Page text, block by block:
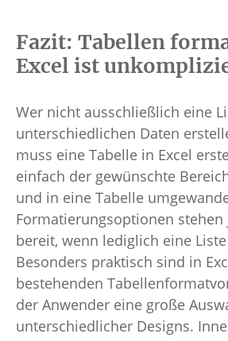
Fazit: Tabellen
Excel ist
Wer nicht ausschließlich eine
unterschiedlichen Daten
muss eine Tabelle in Excel
einfach der gewünschte
und in eine Tabelle
Formatierungsoptionen stehen
bereit, wenn lediglich eine
Besonders praktisch sind in
bestehenden
der Anwender eine große
unterschiedlicher Designs.